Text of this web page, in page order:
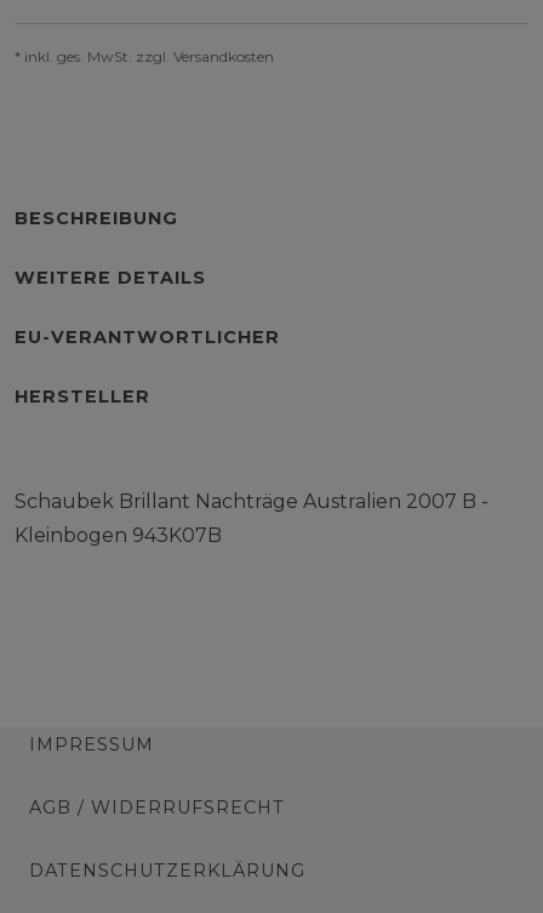
* inkl. ges. MwSt. zzgl. Versandkosten
BESCHREIBUNG
WEITERE DETAILS
EU-VERANTWORTLICHER
HERSTELLER
Schaubek Brillant Nachträge Australien 2007 B -
Kleinbogen 943K07B
IMPRESSUM
AGB / WIDERRUFSRECHT
DATENSCHUTZERKLÄRUNG